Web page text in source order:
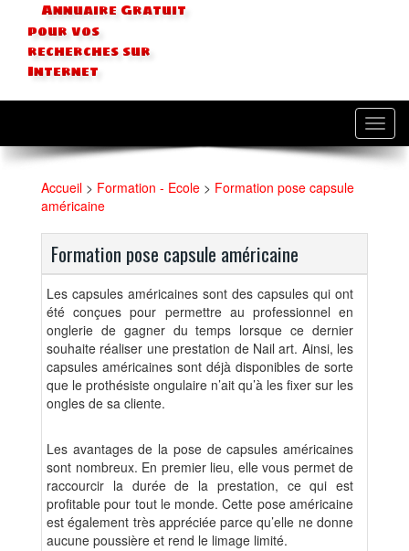
Annuaire Gratuit
pour vos
recherches sur
Internet
Accueil > Formation - Ecole > Formation pose capsule
américaine
Formation pose capsule américaine
Les capsules américaines sont des capsules qui ont
été conçues pour permettre au professionnel en
onglerie de gagner du temps lorsque ce dernier
souhaite réaliser une prestation de Nail art. Ainsi, les
capsules américaines sont déjà disponibles de sorte
que le prothésiste ongulaire n’ait qu’à les fixer sur les
ongles de sa cliente.
Les avantages de la pose de capsules américaines
sont nombreux. En premier lieu, elle vous permet de
raccourcir la durée de la prestation, ce qui est
profitable pour tout le monde. Cette pose américaine
est également très appréciée parce qu’elle ne donne
aucune poussière et rend le limage limité.